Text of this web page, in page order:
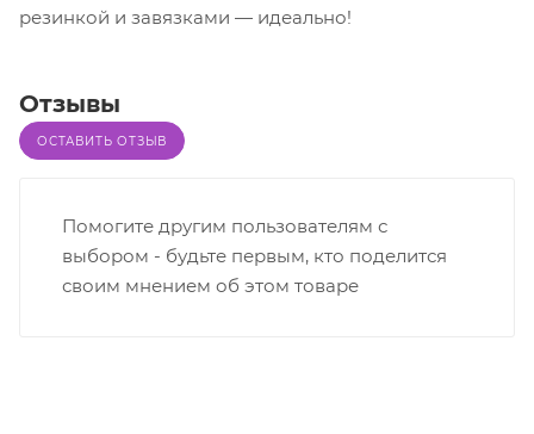
резинкой и завязками — идеально!
Отзывы
ОСТАВИТЬ ОТЗЫВ
Помогите другим пользователям с
выбором - будьте первым, кто поделится
своим мнением об этом товаре